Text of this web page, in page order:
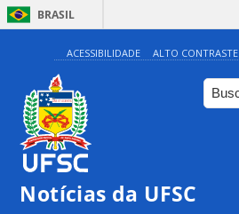
BRASIL
ACESSIBILIDADE ALTO CONTRASTE
Notícias da UFSC